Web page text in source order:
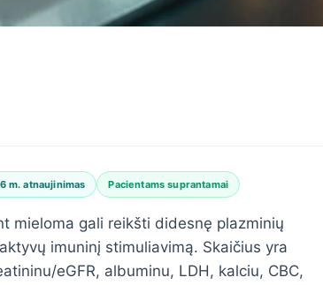
m. atnaujinimas Pacientams suprantamai
mieloma gali reikšti didesnę plazminių
imuninį stimuliavimą. Skaičius yra
eGFR, albuminu, LDH, kalciu, CBC,